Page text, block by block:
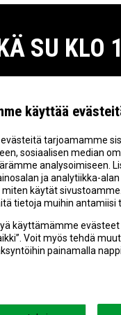
käyttää
tarjoamamme
sosiaalisen median
analysoimiseen.
ja analytiikka-
miten käytät
tietoja muihin antamiisi
käyttämämme
Voit myös tehdä
painamalla
SU KLO
MEITÄ